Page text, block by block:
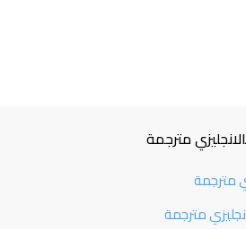
مترجمة
مترجمة
مترجمة